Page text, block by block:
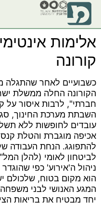
אלימות
קורונה
כשבועיים לאחר שהתגלה
הקורונה החלה ממשלת
חברתי", לרבות איסור על
השבתת מערכת החינוך,
עובדים לחופשות ללא
אכיפה מוגברת והטלת
להתפוגג. הנחת העבודה
לביטחון לאומי (להלן
ניהול ה'אירוע' כפי
הוא מקום בטוח, שלכולם
המגע האנושי לבני
יחד מבטיח את בריאות